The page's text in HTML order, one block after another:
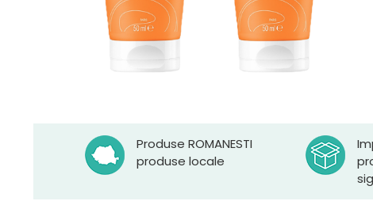
Produse ROMANESTI
produse locale